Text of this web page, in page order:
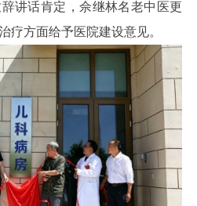
讲话肯定，佘继林名老中医更
疗方面给予医院建设意见。